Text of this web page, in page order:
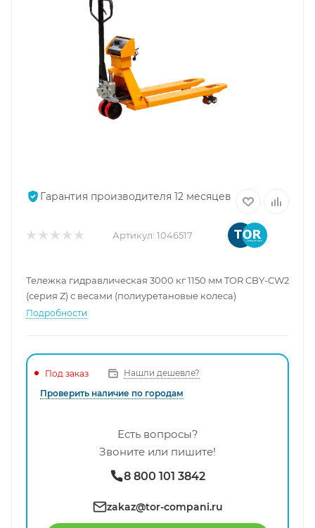
Гарантия производителя 12 месяцев
Артикул: 1046517
Тележка гидравлическая 3000 кг 1150 мм TOR CBY-CW2
(серия Z) с весами (полиуретановые колеса)
Подробности
Под заказ
Нашли дешевле?
Проверить наличие по городам
Есть вопросы?
Звоните или пишите!
8 800 101 3842
zakaz@tor-compani.ru